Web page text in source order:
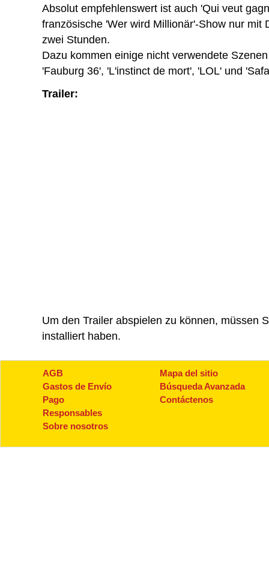
Absolut empfehlenswert ist auch 'Qui veut
französische 'Wer wird Millionär'-Show nur mit
zwei Stunden.
Dazu kommen einige nicht verwendete
'Fauburg 36', 'L'instinct de mort', 'LOL' und
Trailer:
Um den Trailer abspielen zu können, müssen
installiert haben.
AGB
Gastos de Envío
Pago
Responsables
Sobre nosotros
Mapa del sitio
Búsqueda Avanzada
Contáctenos